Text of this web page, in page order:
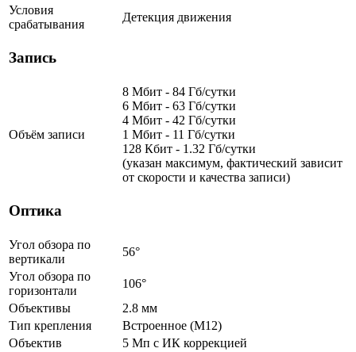
Условия
срабатывания
Детекция движения
Запись
Объём записи
8 Мбит - 84 Гб/сутки
6 Мбит - 63 Гб/сутки
4 Мбит - 42 Гб/сутки
1 Мбит - 11 Гб/сутки
128 Кбит - 1.32 Гб/сутки
(указан максимум, фактический зависит
от скорости и качества записи)
Оптика
Угол обзора по
вертикали
56°
Угол обзора по
горизонтали
106°
Объективы
2.8 мм
Тип крепления
Встроенное (М12)
Объектив
5 Мп c ИК коррекцией